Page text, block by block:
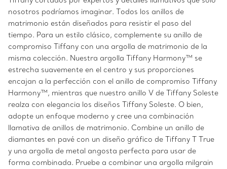
nosotros podríamos imaginar. Todos los anillos de
matrimonio están diseñados para resistir el paso del
tiempo. Para un estilo clásico, complemente su anillo de
compromiso Tiffany con una argolla de matrimonio de la
misma colección. Nuestra argolla Tiffany Harmony™ se
estrecha suavemente en el centro y sus proporciones
encajan a la perfección con el anillo de compromiso Tiffany
Harmony™, mientras que nuestro anillo V de Tiffany Soleste
realza con elegancia los diseños Tiffany Soleste. O bien,
adopte un enfoque moderno y cree una combinación
llamativa de anillos de matrimonio. Combine un anillo de
diamantes en pavé con un diseño gráfico de Tiffany T True
y una argolla de metal angosta perfecta para usar de
forma combinada. Pruebe a combinar una argolla milgrain